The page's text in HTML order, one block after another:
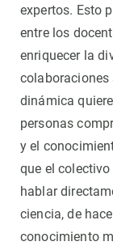
expertos. Esto
entre los
enriquecer la
colaboraciones
dinámica
personas
y el
que el
hablar
ciencia, de
conocimiento